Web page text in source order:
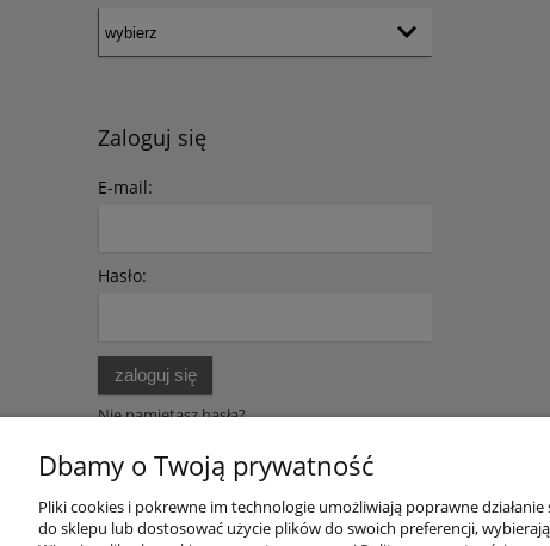
Zaloguj się
E-mail:
Hasło:
zaloguj się
Nie pamiętasz hasła?
Dbamy o Twoją prywatność
Pliki cookies i pokrewne im technologie umożliwiają poprawne
do sklepu lub dostosować użycie plików do swoich preferencji,